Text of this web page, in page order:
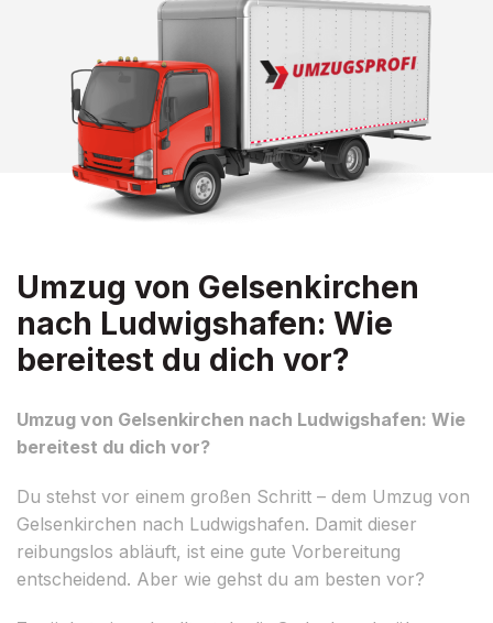
Umzug von Gelsenkirchen
nach Ludwigshafen: Wie
bereitest du dich vor?
Umzug von Gelsenkirchen nach Ludwigshafen: Wie
bereitest du dich vor?
Du stehst vor einem großen Schritt – dem Umzug von
Gelsenkirchen nach Ludwigshafen. Damit dieser
reibungslos abläuft, ist eine gute Vorbereitung
entscheidend. Aber wie gehst du am besten vor?